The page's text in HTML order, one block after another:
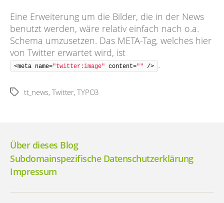
Eine Erweiterung um die Bilder, die in der News
benutzt werden, wäre relativ einfach nach o.a.
Schema umzusetzen. Das META-Tag, welches hier
von Twitter erwartet wird, ist
<meta name="twitter:image" content="" /> .
Schlagwörter
tt_news, Twitter,TYPO3
Über dieses Blog
Subdomainspezifische Datenschutzerklärung
Impressum